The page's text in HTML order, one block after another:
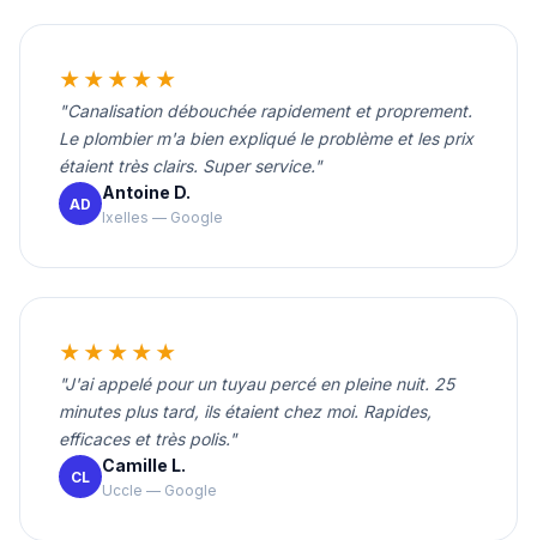
★★★★★
"Canalisation débouchée rapidement et proprement.
Le plombier m'a bien expliqué le problème et les prix
étaient très clairs. Super service."
AD
Antoine D.
Ixelles — Google
★★★★★
"J'ai appelé pour un tuyau percé en pleine nuit. 25
minutes plus tard, ils étaient chez moi. Rapides,
efficaces et très polis."
CL
Camille L.
Uccle — Google